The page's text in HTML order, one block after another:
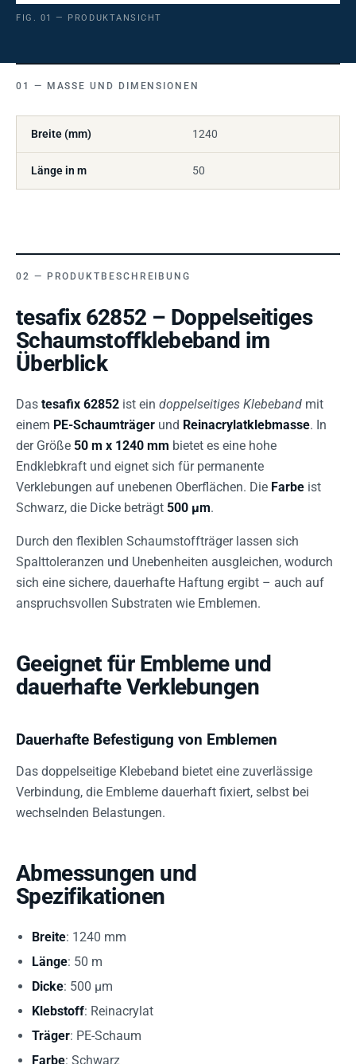
FIG. 01 — PRODUKTANSICHT
MASSE UND DIMENSIONEN
Breite (mm) 1240
Länge in m 50
PRODUKTBESCHREIBUNG
tesafix 62852 – Doppelseitiges
Schaumstoffklebeband im
Überblick
Das tesafix 62852 ist ein doppelseitiges Klebeband mit
einem PE-Schaumträger und Reinacrylatklebmasse. In
der Größe 50 m x 1240 mm bietet es eine hohe
Endklebkraft und eignet sich für permanente
Verklebungen auf unebenen Oberflächen. Die Farbe ist
Schwarz, die Dicke beträgt 500 µm.
Durch den flexiblen Schaumstoffträger lassen sich
Spalttoleranzen und Unebenheiten ausgleichen, wodurch
sich eine sichere, dauerhafte Haftung ergibt – auch auf
anspruchsvollen Substraten wie Emblemen.
Geeignet für Embleme und
dauerhafte Verklebungen
Dauerhafte Befestigung von Emblemen
Das doppelseitige Klebeband bietet eine zuverlässige
Verbindung, die Embleme dauerhaft fixiert, selbst bei
wechselnden Belastungen.
Abmessungen und
Spezifikationen
Breite: 1240 mm
Länge: 50 m
Dicke: 500 µm
Klebstoff: Reinacrylat
Träger: PE-Schaum
Farbe: Schwarz